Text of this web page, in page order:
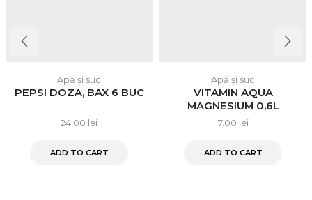
Apă și suc
PEPSI DOZA, BAX 6 BUC
24.00 lei
ADD TO CART
Apă și suc
VITAMIN AQUA
MAGNESIUM 0,6L
7.00 lei
ADD TO CART